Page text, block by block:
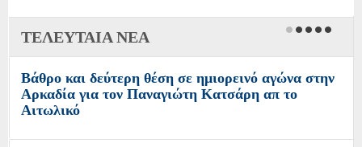
ΤΕΛΕΥΤΑΙΑ ΝΕΑ
Βάθρο και δεύτερη θέση σε ημιορεινό αγώνα στην
Αρκαδία για τον Παναγιώτη Κατσάρη απ το
Αιτωλικό